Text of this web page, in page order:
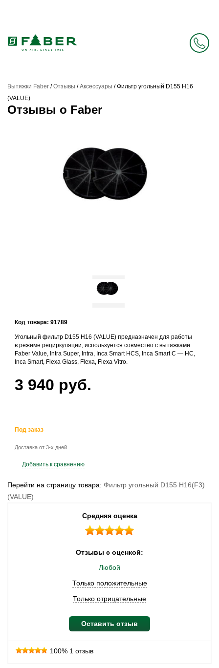
Вытяжки Faber /Отзывы /Аксессуары /Фильтр угольный D155 H16
(VALUE)
Отзывы о Faber
Код товара: 91789
Угольный фильтр D155 H16 (VALUE) предназначен для работы
в режиме рециркуляции, используется совместно с вытяжками
Faber Value, Intra Super, Intra, Inca Smart HCS, Inca Smart C — HC,
Inca Smart, Flexa Glass, Flexa, Flexa Vitro.
3 940 руб.
Под заказ
Доставка от 3-х дней.
Добавить к сравнению
Перейти на страницу товара: Фильтр угольный D155 H16(F3)
(VALUE)
Средняя оценка
Отзывы с оценкой:
Любой
Только положительные
Только отрицательные
Оставить отзыв
100% 1 отзыв